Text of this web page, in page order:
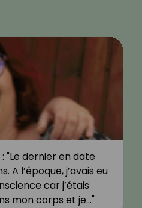
"Le dernier en date
A l’époque, j’avais eu
car j’étais
mon corps et je…"